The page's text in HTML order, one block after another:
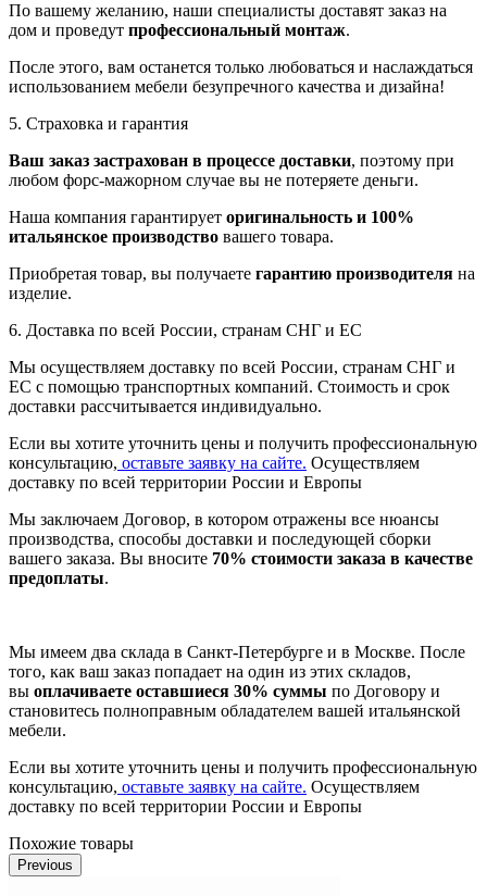
По вашему желанию, наши специалисты доставят заказ на
дом и проведут профессиональный монтаж.
После этого, вам останется только любоваться и наслаждаться
использованием мебели безупречного качества и дизайна!
5. Страховка и гарантия
Ваш заказ застрахован в процессе доставки, поэтому при
любом форс-мажорном случае вы не потеряете деньги.
Наша компания гарантирует оригинальность и 100%
итальянское производство вашего товара.
Приобретая товар, вы получаете гарантию производителя на
изделие.
6. Доставка по всей России, странам СНГ и ЕС
Мы осуществляем доставку по всей России, странам СНГ и
ЕС с помощью транспортных компаний. Стоимость и срок
доставки рассчитывается индивидуально.
Если вы хотите уточнить цены и получить профессиональную
консультацию, оставьте заявку на сайте. Осуществляем
доставку по всей территории России и Европы
Мы заключаем Договор, в котором отражены все нюансы
производства, способы доставки и последующей сборки
вашего заказа. Вы вносите 70% стоимости заказа в качестве
предоплаты.
Мы имеем два склада в Санкт-Петербурге и в Москве. После
того, как ваш заказ попадает на один из этих складов,
вы оплачиваете оставшиеся 30% суммы по Договору и
становитесь полноправным обладателем вашей итальянской
мебели.
Если вы хотите уточнить цены и получить профессиональную
консультацию, оставьте заявку на сайте. Осуществляем
доставку по всей территории России и Европы
Похожие товары
Previous